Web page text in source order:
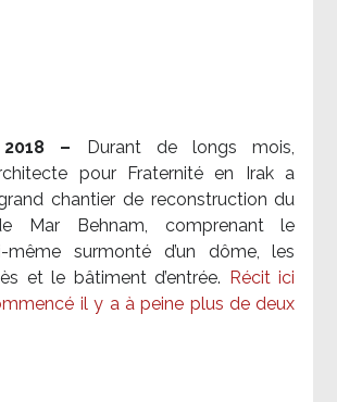
2018 – Durant de longs mois,
pour Fraternité en Irak a
chantier de reconstruction du
Mar Behnam, comprenant le
même surmonté d’un dôme, les
et le bâtiment d’entrée. Récit ici
il y a à peine plus de deux